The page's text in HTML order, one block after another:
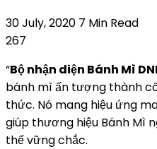
30 July, 2020 7 Min Read
267
“Bộ nhận diện Bánh Mì
bánh mì ấn tượng thành
thức. Nó mang hiệu ứng
giúp thương hiệu Bánh Mì
thế vững chắc.